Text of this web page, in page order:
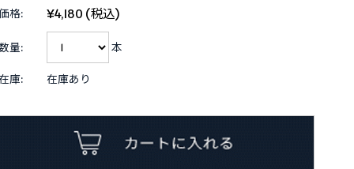
格: ¥4,180 (税込)
量: 本
庫: 在庫あり